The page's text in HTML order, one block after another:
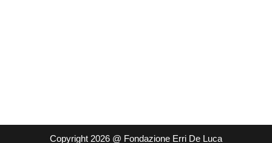
Copyright 2026 @ Fondazione Erri De Luca